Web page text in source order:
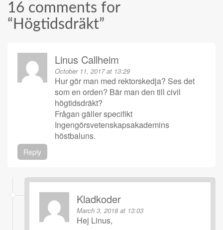
16 comments for
“ Högtidsdräkt”
Linus Callheim
October 11, 2017 at 13:29
Hur gör man med rektorskedja? Ses det
som en orden? Bär man den till civil
högtidsdräkt?
Frågan gäller specifikt
Ingengörsvetenskapsakademins
höstbaluns.
Reply
Kladkoder
March 3, 2018 at 13:03
Hej Linus,